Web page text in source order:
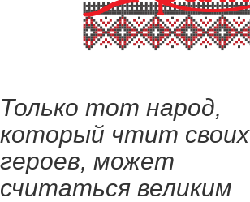
Только тот народ,
который чтит своих
героев, может
считаться великим